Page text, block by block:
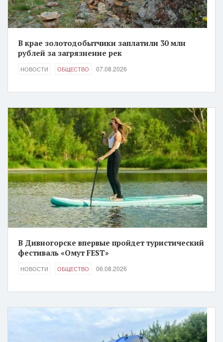
В крае золотодобытчики заплатили 30 млн
рублей за загрязнение рек
НОВОСТИ ОБЩЕСТВО 07.08.2026
В Дивногорске впервые пройдет туристический
фестиваль «Омут FEST»
НОВОСТИ ОБЩЕСТВО 06.08.2026